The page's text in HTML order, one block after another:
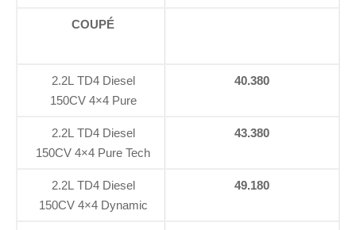
COUPÉ
2.2L TD4 Diesel
150CV 4×4 Pure
40.380
2.2L TD4 Diesel
150CV 4×4 Pure Tech
43.380
2.2L TD4 Diesel
150CV 4×4 Dynamic
49.180